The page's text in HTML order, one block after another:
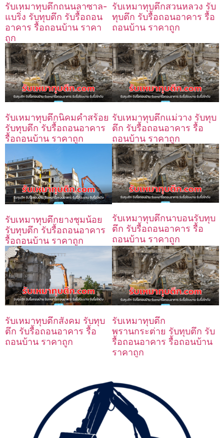
รับเหมาทุบตึกถนนลาซาล-
แบริ่ง รับทุบตึก รับรื้อถอน
อาคาร รื้อถอนบ้าน ราคา
ถูก
รับเหมาทุบตึกสวนหลวง รับ
ทุบตึก รับรื้อถอนอาคาร รื้อ
ถอนบ้าน ราคาถูก
รับเหมาทุบตึกนิคมคำสร้อย
รับทุบตึก รับรื้อถอนอาคาร
รื้อถอนบ้าน ราคาถูก
รับเหมาทุบตึกแม่วาง รับทุบ
ตึก รับรื้อถอนอาคาร รื้อ
ถอนบ้าน ราคาถูก
รับเหมาทุบตึกยางชุมน้อย
รับทุบตึก รับรื้อถอนอาคาร
รื้อถอนบ้าน ราคาถูก
รับเหมาทุบตึกนาบอนรับทุบ
ตึก รับรื้อถอนอาคาร รื้อ
ถอนบ้าน ราคาถูก
รับเหมาทุบตึกสังคม รับทุบ
ตึก รับรื้อถอนอาคาร รื้อ
ถอนบ้าน ราคาถูก
รับเหมาทุบตึก
พรานกระต่าย รับทุบตึก รับ
รื้อถอนอาคาร รื้อถอนบ้าน
ราคาถูก